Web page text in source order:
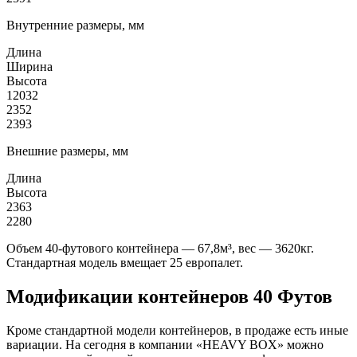
Внутренние размеры, мм
Длина
Ширина
Высота
12032
2352
2393
Внешние размеры, мм
Длина
Высота
2363
2280
Объем 40-футового контейнера — 67,8м³, вес — 3620кг.
Стандартная модель вмещает 25 европалет.
Модификации контейнеров 40 Футов
Кроме стандартной модели контейнеров, в продаже есть иные
вариации. На сегодня в компании «HEAVY BOX» можно